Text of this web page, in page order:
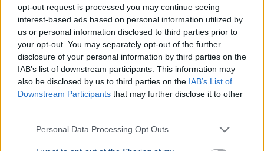
opt-out request is processed you may continue seeing
interest-based ads based on personal information utilized by
us or personal information disclosed to third parties prior to
your opt-out. You may separately opt-out of the further
disclosure of your personal information by third parties on the
IAB’s list of downstream participants. This information may
also be disclosed by us to third parties on the IAB’s List of
Downstream Participants that may further disclose it to other
Personal Data Processing Opt Outs